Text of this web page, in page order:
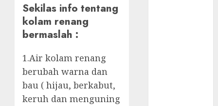
Sekilas info tentang
kolam renang
bermaslah :
1.Air kolam renang
berubah warna dan
bau ( hijau, berkabut,
keruh dan menguning